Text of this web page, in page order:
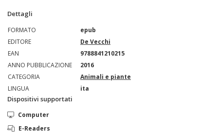
Dettagli
FORMATO
epub
EDITORE
De Vecchi
EAN
9788841210215
ANNO PUBBLICAZIONE
2016
CATEGORIA
Animali e piante
LINGUA
ita
Dispositivi supportati
Computer
E-Readers